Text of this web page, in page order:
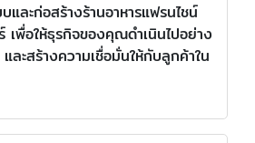
และก่อสร้างร้านอาหารแฟรนไชน์
เพื่อให้ธุรกิจของคุณดำเนินไปอย่าง
ละสร้างความเชื่อมั่นให้กับลูกค้าใน